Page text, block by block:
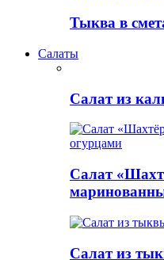
Тыква в
Салаты
Салат из
Салат
Салат из